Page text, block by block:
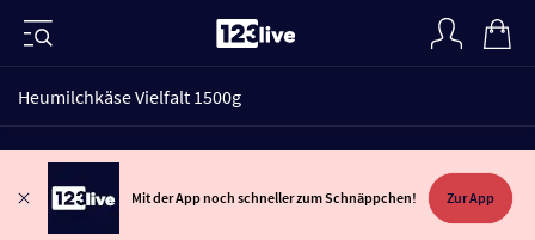
Heumilchkäse Vielfalt 1500g
Mit der App noch schneller zum Schnäppchen! Zur App